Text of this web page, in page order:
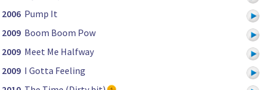
2006 Pump It
2009 Boom Boom Pow
2009 Meet Me Halfway
2009 I Gotta Feeling